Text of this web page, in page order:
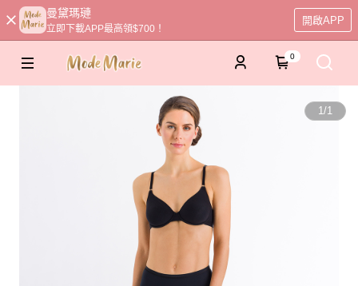
曼黛瑪璉
立即下載APP最高領$700！
開啟APP
0
1/1